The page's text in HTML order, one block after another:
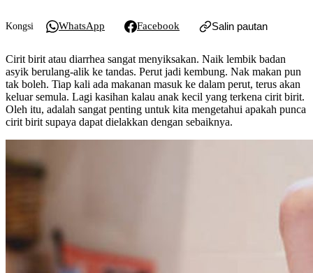
Kongsi WhatsApp Facebook Salin pautan
Cirit birit atau diarrhea sangat menyiksakan. Naik lembik badan
asyik berulang-alik ke tandas. Perut jadi kembung. Nak makan pun
tak boleh. Tiap kali ada makanan masuk ke dalam perut, terus akan
keluar semula. Lagi kasihan kalau anak kecil yang terkena cirit birit.
Oleh itu, adalah sangat penting untuk kita mengetahui apakah punca
cirit birit supaya dapat dielakkan dengan sebaiknya.